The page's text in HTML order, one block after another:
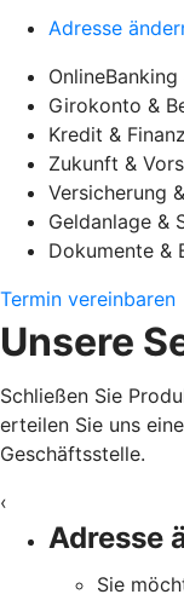
Adresse
Girokonto &
Kredit &
Zukunft &
Versicherung
Geldanlage &
Dokumente &
Termin vereinbaren
Unsere
Schließen Sie
erteilen Sie uns
Geschäftsstelle.
‹
Adresse
Sie